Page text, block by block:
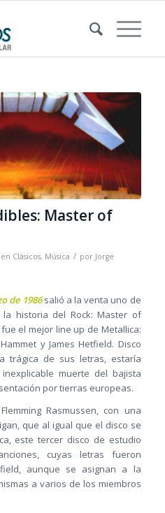
Master of
en Clásicos, Música / por Jorge
de 1986salió a la venta uno de
historia del Rock: Master of
el mejor line up de Metallica:
y James Hetfield. Disco
trágica de sus letras, estaría
muerte del bajista
por tierras europeas.
Rasmussen, con una
que al igual que el disco se
este tercer disco de estudio
cuyas letras fueron
aunque se asignan a la
a varios de los miembros